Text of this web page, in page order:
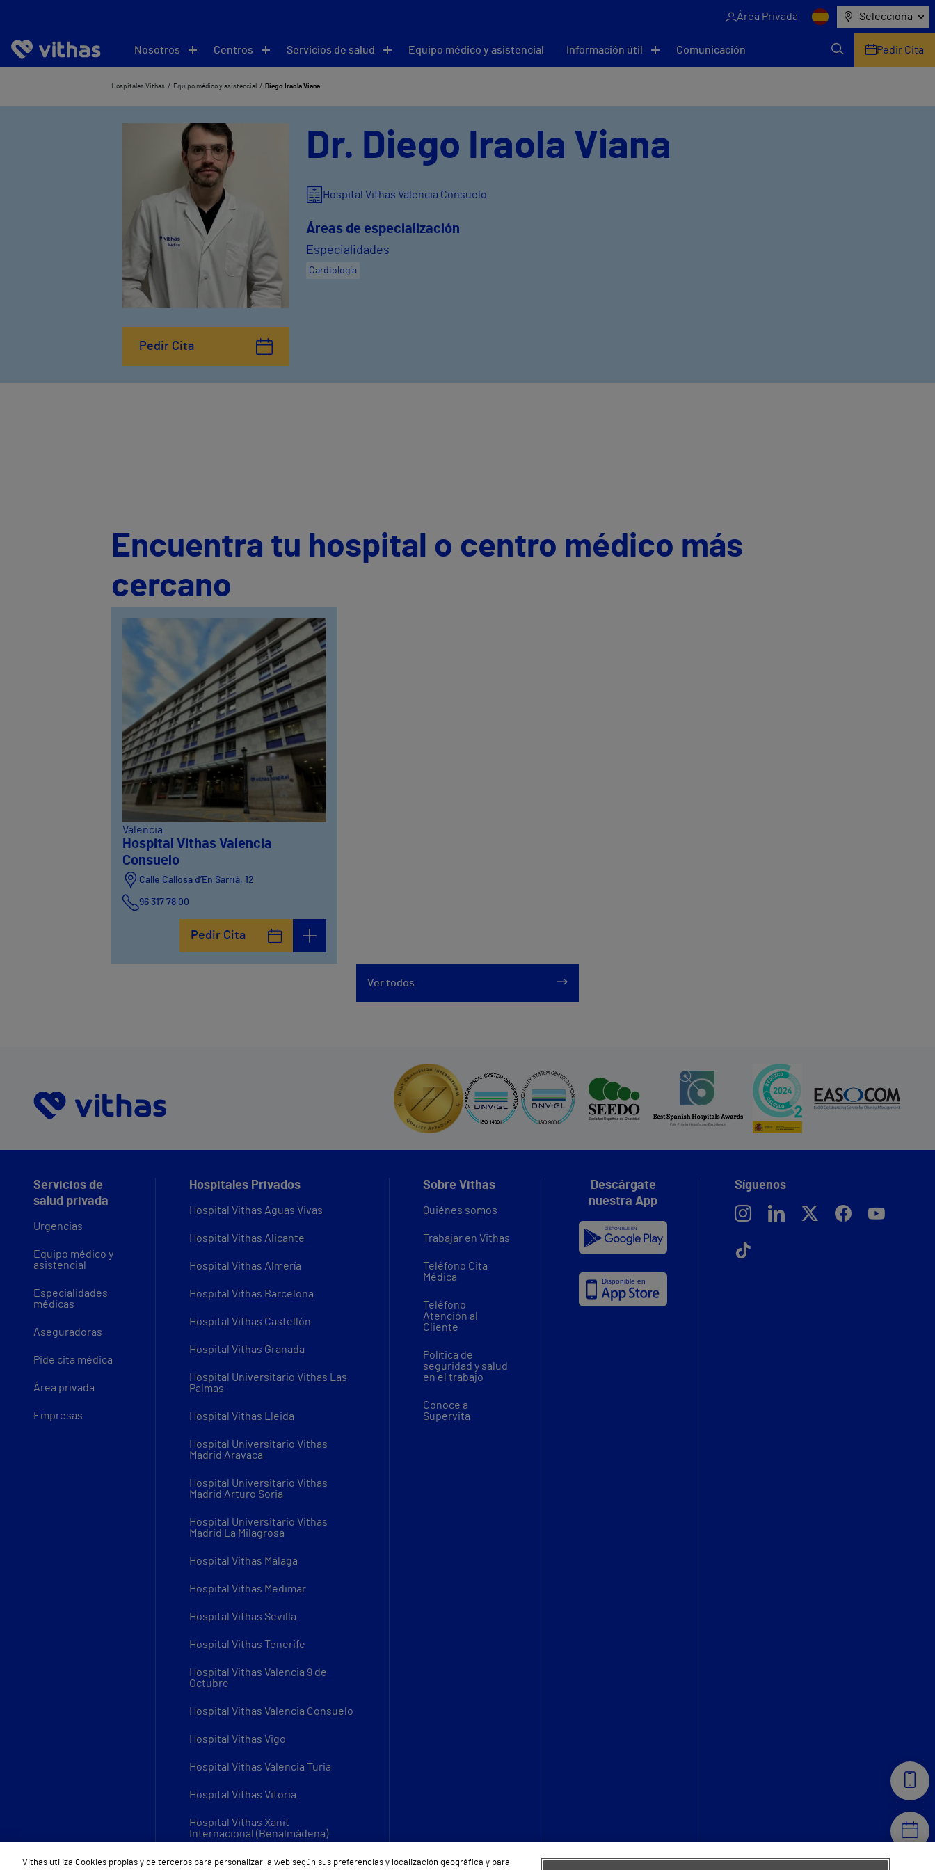
Área Privada Selecciona
Nosotros Centros Servicios de salud Equipo médico y asistencial Información útil Comunicación Pedir Cita
Hospitales Vithas Equipo médico y asistencial Diego Iraola Viana
Pedir Cita
Dr. Diego Iraola Viana
Hospital Vithas Valencia Consuelo
Áreas de especialización
Especialidades
Cardiología
Encuentra tu hospital o centro médico más
cercano
Valencia
Hospital Vithas Valencia
Consuelo
Calle Callosa d’En Sarrià, 12
96 317 78 00
Pedir Cita
Ver todos
Servicios de
salud privada
Urgencias
Equipo médico y
asistencial
Especialidades
médicas
Aseguradoras
Pide cita médica
Área privada
Empresas
Hospitales Privados
Hospital Vithas Aguas Vivas
Hospital Vithas Alicante
Hospital Vithas Almería
Hospital Vithas Barcelona
Hospital Vithas Castellón
Hospital Vithas Granada
Hospital Universitario Vithas Las
Palmas
Hospital Vithas Lleida
Hospital Universitario Vithas
Madrid Aravaca
Hospital Universitario Vithas
Madrid Arturo Soria
Hospital Universitario Vithas
Madrid La Milagrosa
Hospital Vithas Málaga
Hospital Vithas Medimar
Hospital Vithas Sevilla
Hospital Vithas Tenerife
Hospital Vithas Valencia 9 de
Octubre
Hospital Vithas Valencia Consuelo
Hospital Vithas Vigo
Hospital Vithas Valencia Turia
Hospital Vithas Vitoria
Hospital Vithas Xanit
Internacional (Benalmádena)
Todos los centros Vithas
Sobre Vithas
Quiénes somos
Trabajar en Vithas
Teléfono Cita
Médica
Teléfono
Atención al
Cliente
Política de
seguridad y salud
en el trabajo
Conoce a
Supervita
Descárgate
nuestra App
Síguenos
Vithas utiliza Cookies propias y de terceros para personalizar la web según sus preferencias y localización geográfica y para